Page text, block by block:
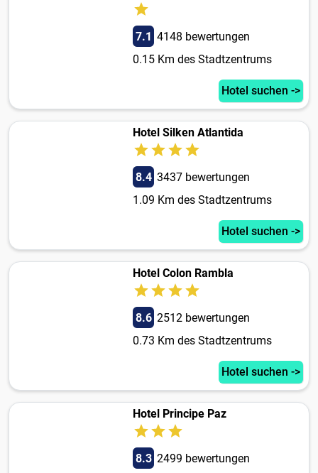
7.1 4148 bewertungen
0.15 Km des Stadtzentrums
Hotel suchen ->
Hotel Silken Atlantida
8.4 3437 bewertungen
1.09 Km des Stadtzentrums
Hotel suchen ->
Hotel Colon Rambla
8.6 2512 bewertungen
0.73 Km des Stadtzentrums
Hotel suchen ->
Hotel Principe Paz
8.3 2499 bewertungen